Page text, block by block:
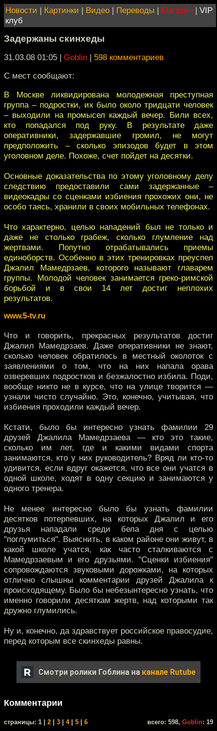
Новости | Картинки | Видео | Переводы | Магазин | VIP
клуб
Задержаны скинхеды
31.03.08 01:05 | Goblin | 598 комментариев
С мест сообщают:
В Москве ликвидирована молодежная преступная
группа – подростки, их было около тридцати человек
– выходили на промысел каждый вечер. Били всех,
кто попадался под руку. В результате даже
оперативники, задержавшие громил, не могут
предположить – сколько эпизодов будет в этом
уголовном деле. Похоже, счет пойдет на десятки.
Основные доказательства по этому уголовному делу
следствию предоставили сами задержанные –
видеокадры со сценками избиения прохожих они, не
особо таясь, хранили в своих мобильных телефонах.
Что характерно, целью нападений был не только и
даже не столько грабеж, сколько глумление над
жертвами. Попутно отрабатывались приемы
единоборств. Особенно в этих тренировках преуспел
Джалил Мамедрзаев, которого называют главарем
группы. Молодой человек занимается греко-римской
борьбой и в свои 14 лет достиг неплохих
результатов.
www.5-tv.ru
Что и говорить, прекрасных результатов достиг
Джалил Мамедрзаев. Даже оперативники не знают,
сколько человек обратилось в местный околоток с
заявлениями о том, что на них напала орава
озверевших подростков и безжалостно избила. Поди,
вообще никто не в курсе, что на улице творится —
узнали чисто случайно. Это, конечно, учитывая, что
избиения проходили каждый вечер.
Кстати, было бы интересно узнать фамилии 29
друзей Джалила Мамедрзаева — кто это такие,
сколько им лет, где и какими видами спорта
занимаются, кто у них руководитель? Вряд ли кто-то
удивится, если вдруг окажется, что все они учатся в
одной школе, ходят в одну секцию и занимаются у
одного тренера.
Не менее интересно было бы узнать фамилии
десятков потерпевших, на которых Джалил и его
друзья нападали среди бела дня с целью
"поглумиться". Выяснить, в каком районе они живут, в
какой школе учатся, как часто сталкиваются с
Мамедрзаевым и его друзьями. "Сценки избиения"
сопровождаются звуковыми дорожками, на которых
отлично слышны комментарии друзей Джалила к
происходящему. Было бы небезынтересно узнать, что
именно говорили десяткам жертв, над которыми так
дружно глумились.
Ну и, конечно, да здравствует российское правосудие,
перед которым все скинхеды равны.
Смотри ролики Гоблина на канале Rutube
Комментарии
cтраницы: 1 | 2 3 4| 5 6 всего: 598, Goblin: 19